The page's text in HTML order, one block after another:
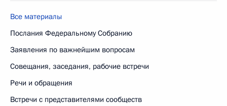
Все материалы
Послания Федеральному Собранию
Заявления по важнейшим вопросам
Совещания, заседания, рабочие встречи
Речи и обращения
Встречи с представителями сообществ